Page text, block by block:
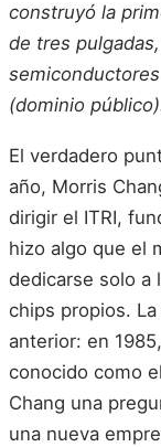
construyó la
de tres
(dominio
El verdadero
año, Morris
dirigir el ITRI,
hizo algo que el
dedicarse solo a
chips propios.
anterior: en
conocido como
Chang una
una nueva